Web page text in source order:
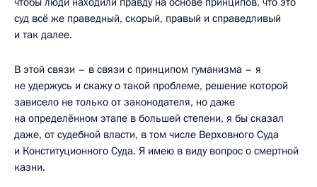
суд всё же праведный, скорый, правый и справедливый
и так далее.
В этой связи – в связи с принципом гуманизма – я
не удержусь и скажу о такой проблеме, решение которой
зависело не только от законодателя, но даже
на определённом этапе в большей степени, я бы сказал
даже, от судебной власти, в том числе Верховного Суда
и Конституционного Суда. Я имею в виду вопрос о смертной
казни.